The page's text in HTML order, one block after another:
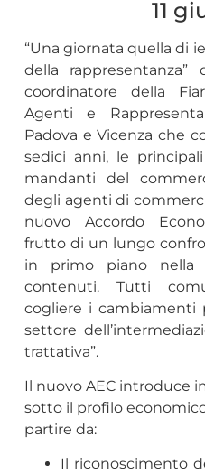
11
“Una giornata quella di
della rappresentanza”
coordinatore della
Agenti e
Padova e Vicenza che
sedici anni, le
mandanti del
degli agenti di
nuovo Accordo
frutto di un lungo
in primo piano nella
contenuti. Tutti
cogliere i cambiamenti
settore
trattativa”.
Il nuovo AEC introduce
sotto il profilo
partire da:
Il riconoscimento